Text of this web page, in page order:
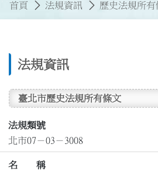
首頁 法規資訊 歷史法規所有
法規資訊
臺北市歷史法規所有條文
法規類號
北市07－03－3008
名 稱